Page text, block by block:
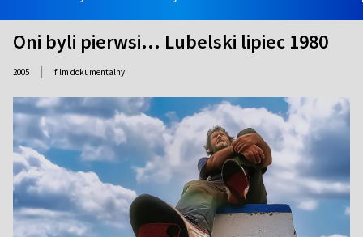
Oni byli pierwsi... Lubelski lipiec 1980
2005 | film dokumentalny